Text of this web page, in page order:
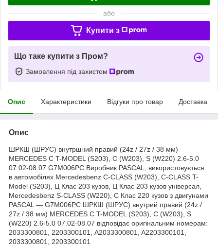
або
Купити з
Що таке купити з Пром?
Замовлення під захистом
Опис Характеристики Відгуки про товар Доставка
Опис
ШРКШ (ШРУС) внутршний правий (24z / 27z / 38 мм)
MERCEDES C T-MODEL (S203), C (W203), S (W220) 2.6-5.0
07.02-08.07 G7M006PC Виробник PASCAL, використовується
в автомобілях Mercedesbenz C-CLASS (W203), C-CLASS T-
Model (S203), Ц Клас 203 кузов, Ц Клас 203 кузов універсал,
Mercedesbenz S-CLASS (W220), С Клас 220 кузов з двигунами
PASCAL — G7M006PC ШРКШ (ШРУС) внутрий правий (24z /
27z / 38 мм) MERCEDES C T-MODEL (S203), C (W203), S
(W220) 2.6-5.0 07.02-08.07 відповідає оригінальним номерам:
2033300801, 2203300101, A2033300801, A2203300101,
2033300801, 2203300101